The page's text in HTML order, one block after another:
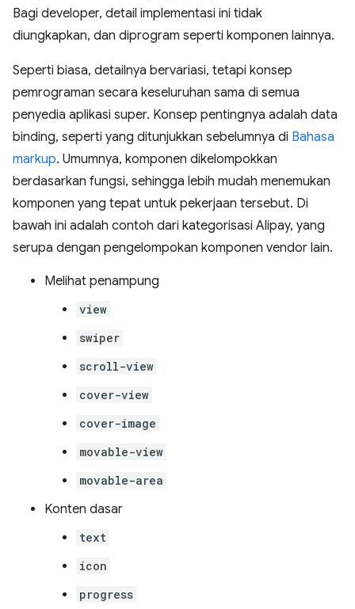
Bagi developer, detail implementasi ini tidak
diungkapkan, dan diprogram seperti komponen lainnya.
Seperti biasa, detailnya bervariasi, tetapi konsep
pemrograman secara keseluruhan sama di semua
penyedia aplikasi super. Konsep pentingnya adalah data
binding, seperti yang ditunjukkan sebelumnya di Bahasa
markup. Umumnya, komponen dikelompokkan
berdasarkan fungsi, sehingga lebih mudah menemukan
komponen yang tepat untuk pekerjaan tersebut. Di
bawah ini adalah contoh dari kategorisasi Alipay, yang
serupa dengan pengelompokan komponen vendor lain.
Melihat penampung
view
swiper
scroll-view
cover-view
cover-image
movable-view
movable-area
Konten dasar
text
icon
progress